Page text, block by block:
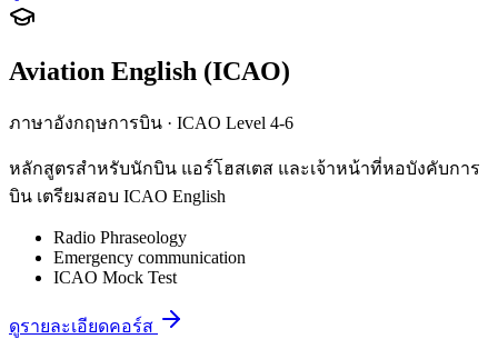
Aviation English (ICAO)
ภาษาอังกฤษการบิน · ICAO Level 4-6
หลักสูตรสำหรับนักบิน แอร์โฮสเตส และเจ้าหน้าที่หอบังคับการ
บิน เตรียมสอบ ICAO English
Radio Phraseology
Emergency communication
ICAO Mock Test
ดูรายละเอียดคอร์ส